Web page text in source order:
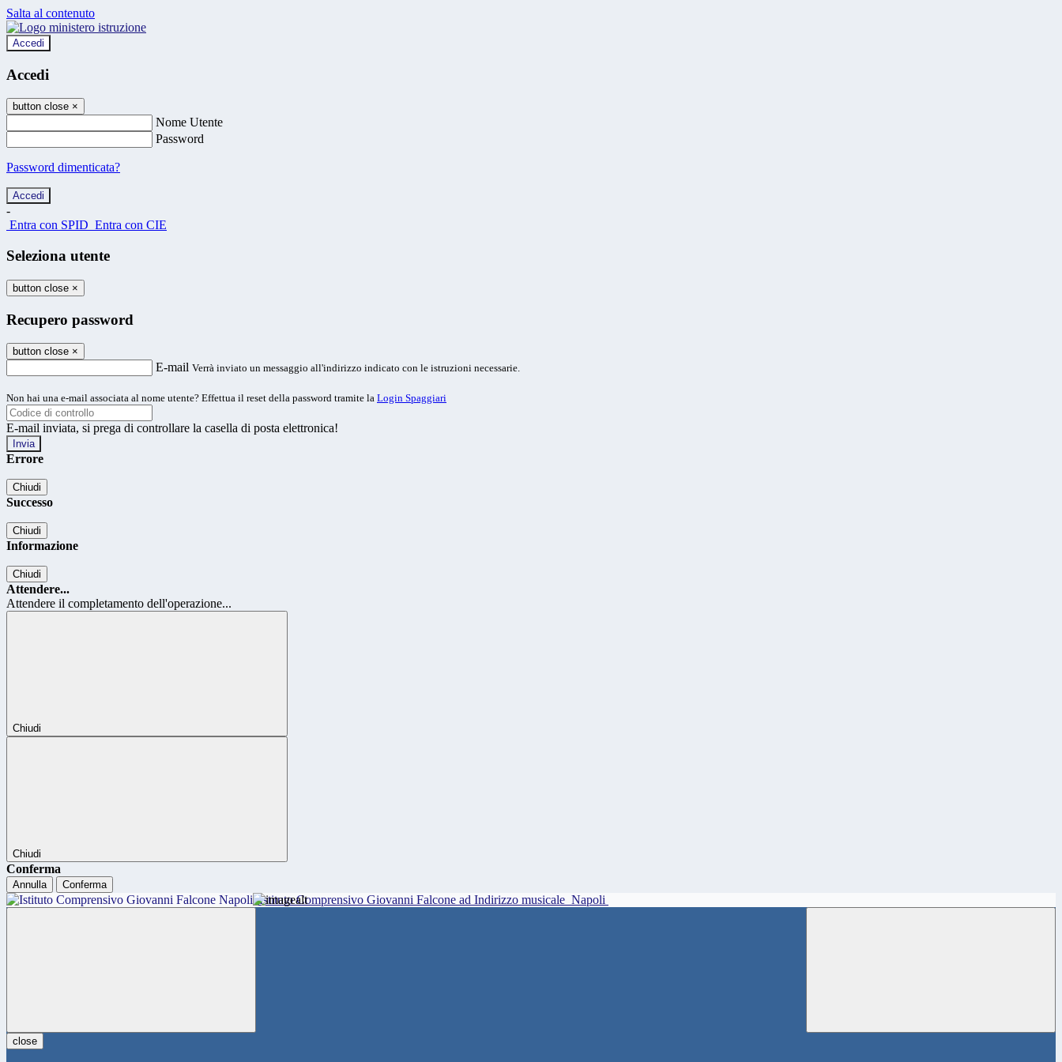
Salta al contenuto
Accedi
Accedi
button close ×
Nome Utente
Password
Password dimenticata?
-
Entra con SPID Entra con CIE
Seleziona utente
button close ×
Recupero password
button close ×
E-mail Verrà inviato un messaggio all'indirizzo indicato con le istruzioni necessarie.
Non hai una e-mail associata al nome utente? Effettua il reset della password tramite la Login Spaggiari
E-mail inviata, si prega di controllare la casella di posta elettronica!
Errore
Chiudi
Successo
Chiudi
Informazione
Chiudi
Attendere...
Attendere il completamento dell'operazione...
Chiudi
Chiudi
Conferma
Annulla Conferma
Istituto Comprensivo Giovanni Falcone ad Indirizzo musicale Napoli
close